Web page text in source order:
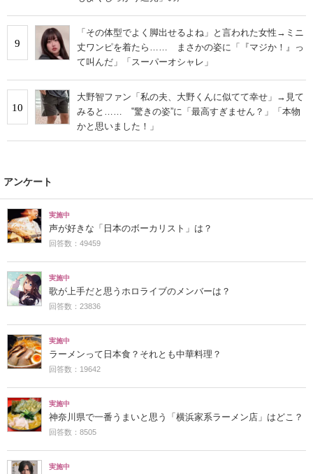
9
「その体型でよく脚出せるよね」と言われた女性→ミニ
丈ワンピを着たら…… まさかの姿に「『マジか！』っ
て叫んだ」「スーパーオシャレ」
10
大野智ファン「私の夫、大野くんに似てて幸せ」→見て
みると…… ‟驚きの姿”に「最高すぎません？」「本物
かと思いました！」
アンケート
実施中
声が好きな「日本のボーカリスト」は？
回答数：49459
実施中
歌が上手だと思うホロライブのメンバーは？
回答数：23836
実施中
ラーメンって日本食？それとも中華料理？
回答数：19642
実施中
神奈川県で一番うまいと思う「横浜家系ラーメン店」はどこ？
回答数：8505
実施中